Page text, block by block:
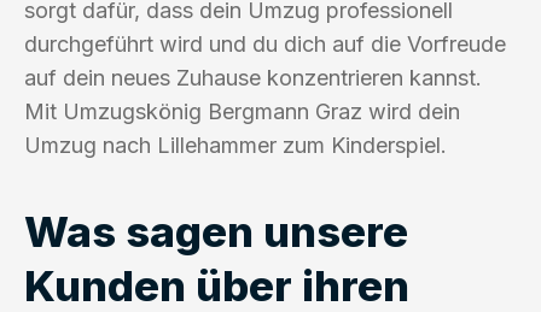
sorgt dafür, dass dein Umzug professionell
durchgeführt wird und du dich auf die Vorfreude
auf dein neues Zuhause konzentrieren kannst.
Mit Umzugskönig Bergmann Graz wird dein
Umzug nach Lillehammer zum Kinderspiel.
Was sagen unsere
Kunden über ihren